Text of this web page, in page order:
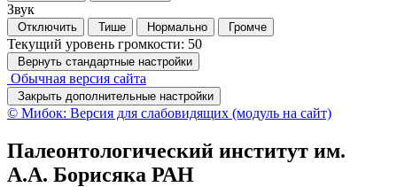
Звук
Отключить Тише Нормально Громче
Текущий уровень громкости: 50
Вернуть стандартные настройки
Обычная версия сайта
Закрыть дополнительные настройки
© Мибок: Версия для слабовидящих (модуль на сайт)
Палеонтологический институт им.
А.А. Борисяка РАН